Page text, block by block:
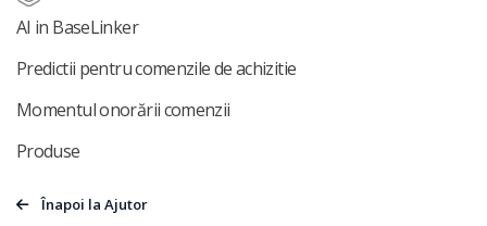
AI in BaseLinker
Predictii pentru comenzile de achizitie
Momentul onorării comenzii
Produse
Înapoi la Ajutor